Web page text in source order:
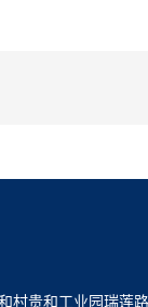
村贵和工业园瑞莲